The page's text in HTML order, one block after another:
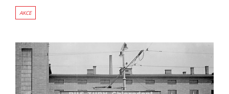
AKCE